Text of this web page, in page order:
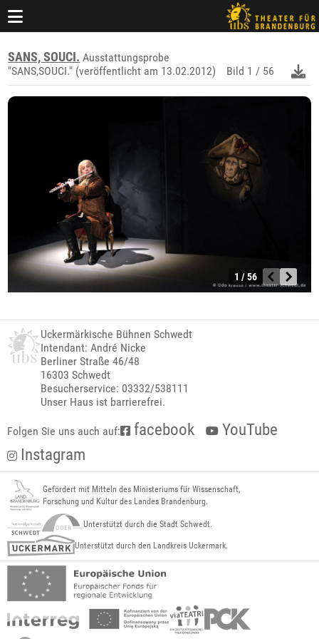
SANS, SOUCI. Ausstattungsprobe
"SANS,SOUCI." (veröffentlicht am 13.02.2012)
Bild 1 / 56
1 / 56
Uckermärkische Bühnen Schwedt
Intendant: André Nicke
Berliner Straße 46/48
16303 Schwedt
Besucherservice: 03332/538111
Unser Haus ist barrierefrei.
Folgen Sie uns auch auf: facebook
YouTube
Instagram
Gefördert mit Mitteln des Ministeriums für Wissenschaft,
Forschung und Kultur des Landes Brandenburg.
Unterstützt durch die Stadt Schwedt.
Unterstützt durch den Landkreis Uckermark.